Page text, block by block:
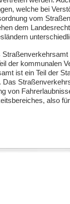
welche bei
vom
dem
der kommunalen
ist ein Teil der
Das
von
also